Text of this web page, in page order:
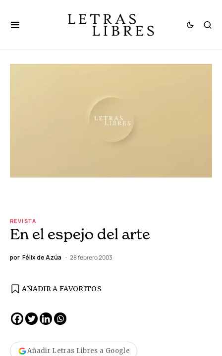
REVISTA
En el espejo del arte
por Félix de Azúa 28 febrero 2003
AÑADIR A FAVORITOS
Añadir Letras Libres a Google